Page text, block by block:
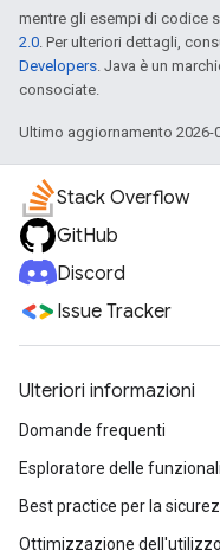
mentre gli esempi di codice
2.0 . Per ulteriori dettagli,
Developers . Java è un
consociate.
Ultimo aggiornamento 2026-
Stack Overflow
GitHub
Discord
Issue Tracker
Ulteriori informazioni
Domande frequenti
Esploratore delle
Best practice per la
Ottimizzazione